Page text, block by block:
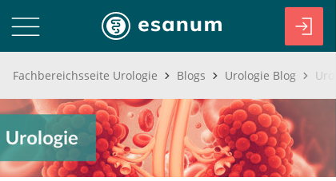
Fachbereichsseite Urologie Blogs Urologie Blog